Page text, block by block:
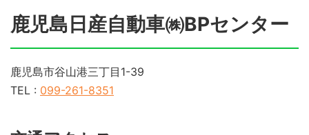
鹿児島日産自動車㈱BPセンター
鹿児島市谷山港三丁目1-39
TEL : 099-261-8351